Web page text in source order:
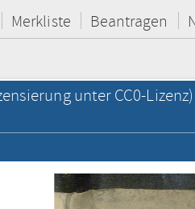
Merkliste Beantragen
unter CC0-Lizenz)